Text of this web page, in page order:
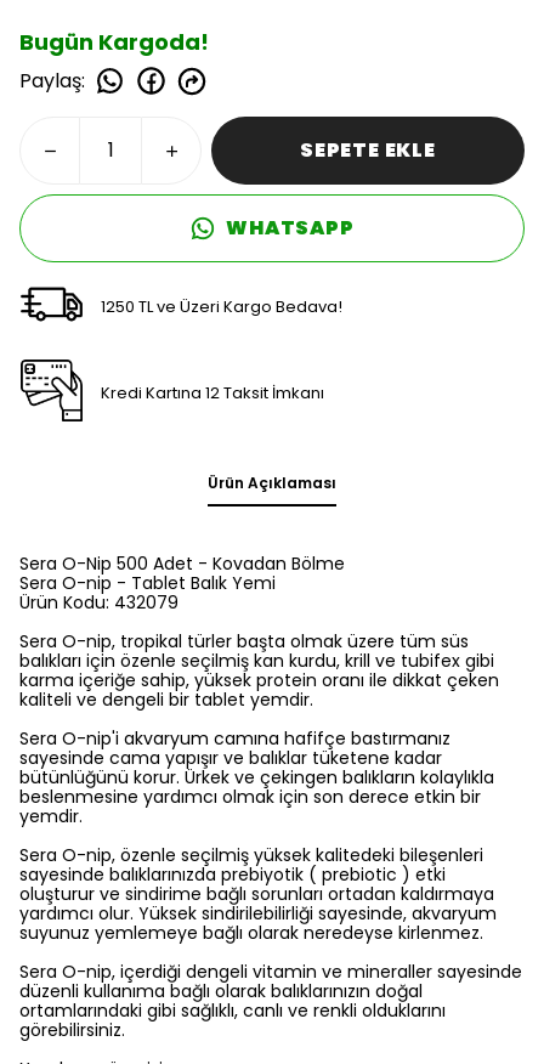
Bugün Kargoda!
Paylaş:
SEPETE EKLE
WHATSAPP
1250 TL ve Üzeri Kargo Bedava!
Kredi Kartına 12 Taksit İmkanı
Ürün Açıklaması
Sera O-Nip 500 Adet - Kovadan Bölme
Sera O-nip - Tablet Balık Yemi
Ürün Kodu: 432079
Sera O-nip, tropikal türler başta olmak üzere tüm süs
balıkları için özenle seçilmiş kan kurdu, krill ve tubifex gibi
karma içeriğe sahip, yüksek protein oranı ile dikkat çeken
kaliteli ve dengeli bir tablet yemdir.
Sera O-nip'i akvaryum camına hafifçe bastırmanız
sayesinde cama yapışır ve balıklar tüketene kadar
bütünlüğünü korur. Ürkek ve çekingen balıkların kolaylıkla
beslenmesine yardımcı olmak için son derece etkin bir
yemdir.
Sera O-nip, özenle seçilmiş yüksek kalitedeki bileşenleri
sayesinde balıklarınızda prebiyotik ( prebiotic ) etki
oluşturur ve sindirime bağlı sorunları ortadan kaldırmaya
yardımcı olur. Yüksek sindirilebilirliği sayesinde, akvaryum
suyunuz yemlemeye bağlı olarak neredeyse kirlenmez.
Sera O-nip, içerdiği dengeli vitamin ve mineraller sayesinde
düzenli kullanıma bağlı olarak balıklarınızın doğal
ortamlarındaki gibi sağlıklı, canlı ve renkli olduklarını
görebilirsiniz.